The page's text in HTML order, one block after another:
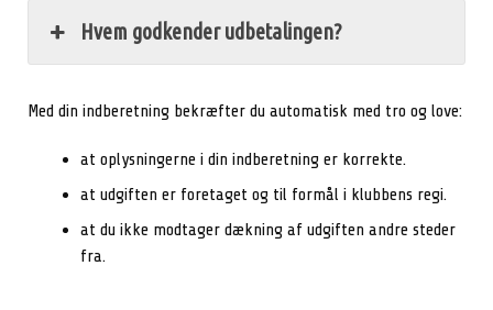
Hvem godkender udbetalingen?
Med din indberetning bekræfter du automatisk med tro og love:
at oplysningerne i din indberetning er korrekte.
at udgiften er foretaget og til formål i klubbens regi.
at du ikke modtager dækning af udgiften andre steder
fra.